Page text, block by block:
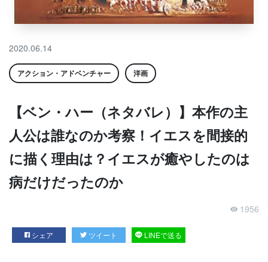
2020.06.14
アクション・アドベンチャー 洋画
【ベン・ハー（ネタバレ）】本作の主
人公は誰なのか考察！イエスを間接的
に描く理由は？イエスが癒やしたのは
病だけだったのか
1956
シェア ツイート LINEで送る